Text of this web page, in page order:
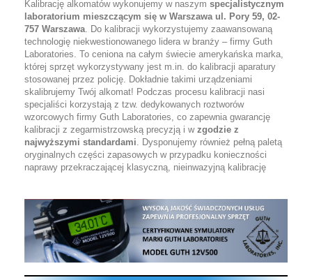
Kalibrację alkomatów wykonujemy w naszym specjalistycznym
laboratorium mieszczącym się w Warszawa ul. Pory 59, 02-
757 Warszawa. Do kalibracji wykorzystujemy zaawansowaną
technologię niekwestionowanego lidera w branży – firmy Guth
Laboratories. To ceniona na całym świecie amerykańska marka,
której sprzęt wykorzystywany jest m.in. do kalibracji aparatury
stosowanej przez policję. Dokładnie takimi urządzeniami
skalibrujemy Twój alkomat! Podczas procesu kalibracji nasi
specjaliści korzystają z tzw. dedykowanych roztworów
wzorcowych firmy Guth Laboratories, co zapewnia gwarancję
kalibracji z zegarmistrzowską precyzją i w zgodzie z
najwyższymi standardami. Dysponujemy również pełną paletą
oryginalnych części zapasowych w przypadku konieczności
naprawy przekraczającej klasyczną, nieinwazyjną kalibrację